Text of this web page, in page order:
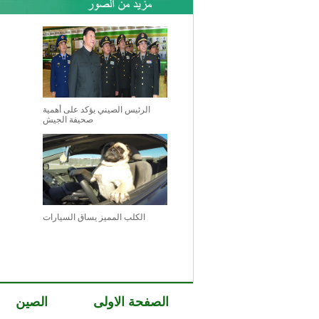
الرئيس الصيني يؤكد على أهمية
صحيفة الجيش
الكلب المميز يساق السيارات
الصفحة الاولى الصين